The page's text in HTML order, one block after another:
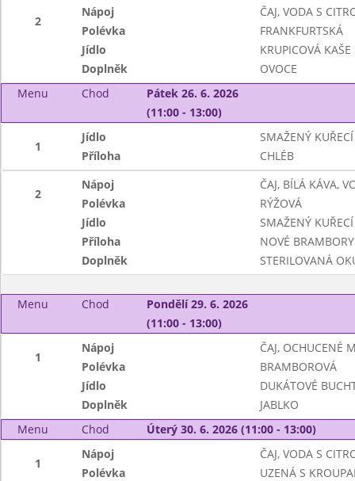
2
Nápoj
ČAJ, VODA S
Polévka
FRANKFURTSKÁ
Jídlo
KRUPICOVÁ
Doplněk
OVOCE
Menu
Chod
Pátek 26. 6. 2026
(11:00 - 13:00)
1
Jídlo
SMAŽENÝ
Příloha
CHLÉB
2
Nápoj
ČAJ, BÍLÁ KÁVA,
Polévka
RÝŽOVÁ
Jídlo
SMAŽENÝ
Příloha
NOVÉ BRAMBORY
Doplněk
STERILOVANÁ
Menu Chod
Pondělí 29. 6. 2026
(11:00 - 13:00)
1
Nápoj
ČAJ, OCHUCENÉ
Polévka
BRAMBOROVÁ
Jídlo
DUKÁTOVÉ
Doplněk
JABLKO
Menu
Chod Úterý 30. 6. 2026 (11:00 - 13:00)
1
Nápoj
ČAJ, VODA S
Polévka
UZENÁ S